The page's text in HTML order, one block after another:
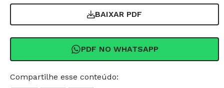
BAIXAR PDF
PDF NO WHATSAPP
Compartilhe esse conteúdo: